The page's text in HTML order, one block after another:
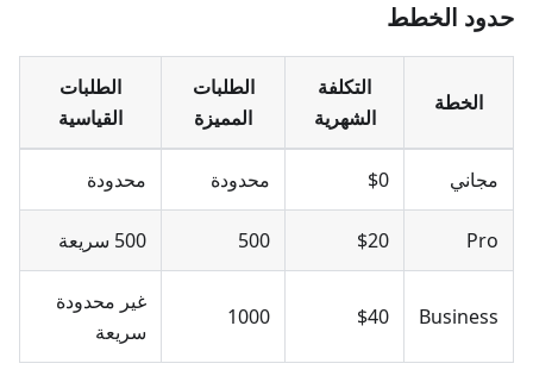
حدود الخطط
الخطة
التكلفة
الشهرية
الطلبات
المميزة
الطلبات
القياسية
مجاني $0 محدودة محدودة
Pro
$20
500 500 سريعة
Business
$40
1000
غير محدودة
سريعة